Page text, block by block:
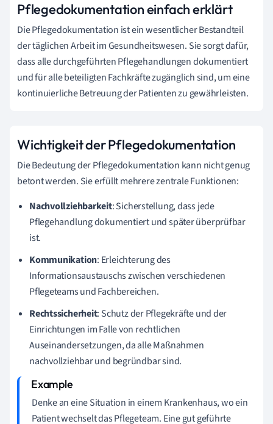
Pflegedokumentation einfach erklärt
Die Pflegedokumentation ist ein wesentlicher Bestandteil
der täglichen Arbeit im Gesundheitswesen. Sie sorgt dafür,
dass alle durchgeführten Pflegehandlungen dokumentiert
und für alle beteiligten Fachkräfte zugänglich sind, um eine
kontinuierliche Betreuung der Patienten zu gewährleisten.
Wichtigkeit der Pflegedokumentation
Die Bedeutung der Pflegedokumentation kann nicht genug
betont werden. Sie erfüllt mehrere zentrale Funktionen:
Nachvollziehbarkeit: Sicherstellung, dass jede
Pflegehandlung dokumentiert und später überprüfbar
ist.
Kommunikation: Erleichterung des
Informationsaustauschs zwischen verschiedenen
Pflegeteams und Fachbereichen.
Rechtssicherheit: Schutz der Pflegekräfte und der
Einrichtungen im Falle von rechtlichen
Auseinandersetzungen, da alle Maßnahmen
nachvollziehbar und begründbar sind.
Denke an eine Situation in einem Krankenhaus, wo ein
Patient wechselt das Pflegeteam. Eine gut geführte